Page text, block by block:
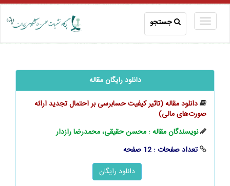
جستجو
دانلود رایگان مقاله
دانلود مقاله (تاثیر کیفیت حسابرسی بر احتمال تجدید ارائه
صورت‌های مالی)
نویسندگان مقاله : محسن حقیقی، محمدرضا رازدار
تعداد صفحات : 12 صفحه